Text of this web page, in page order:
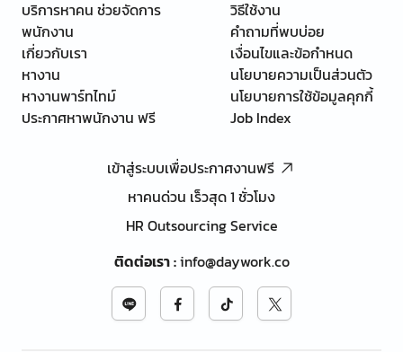
บริการหาคน ช่วยจัดการ
พนักงาน
เกี่ยวกับเรา
หางาน
หางานพาร์ทไทม์
ประกาศหาพนักงาน ฟรี
วิธีใช้งาน
คำถามที่พบบ่อย
เงื่อนไขและข้อกำหนด
นโยบายความเป็นส่วนตัว
นโยบายการใช้ข้อมูลคุกกี้
Job Index
เข้าสู่ระบบเพื่อประกาศงานฟรี
หาคนด่วน เร็วสุด 1 ชั่วโมง
HR Outsourcing Service
ติดต่อเรา:info@daywork.co